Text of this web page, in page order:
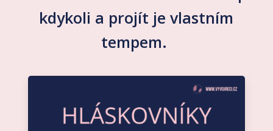
kdykoli a projít je vlastním
tempem.